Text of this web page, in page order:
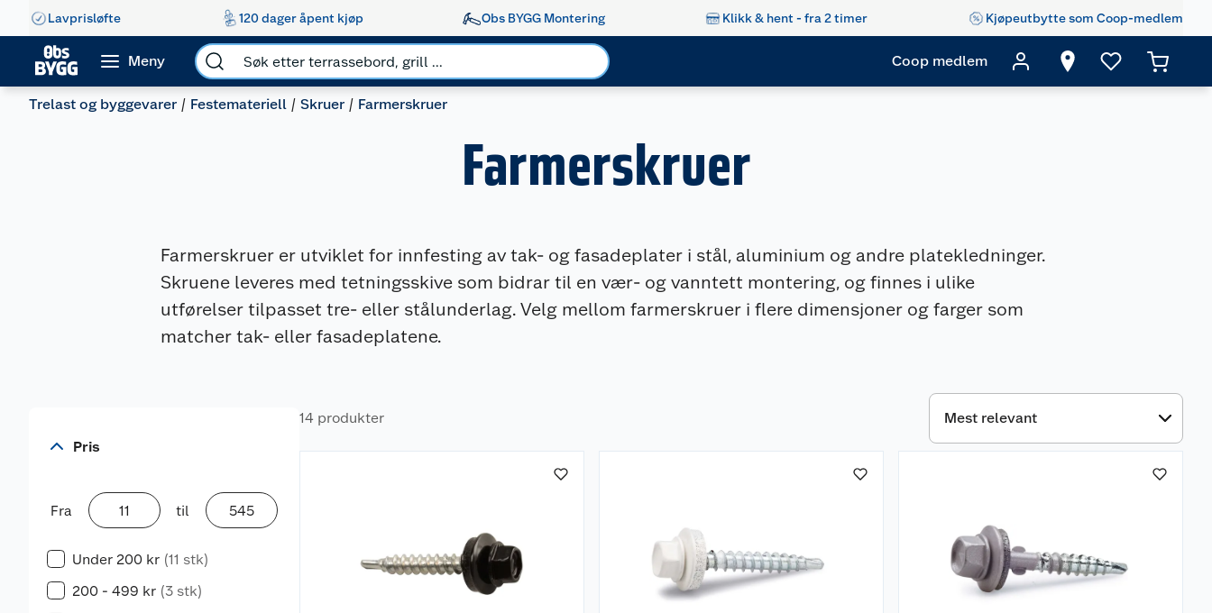
Lavprisløfte 120 dager åpent kjøp Obs BYGG Montering Klikk & hent - fra 2 timer Kjøpeutbytte som Coop-medlem
Meny Coop medlem
Trelast og byggevarer Festemateriell Skruer Farmerskruer
Farmerskruer
Farmerskruer er utviklet for innfesting av tak- og fasadeplater i stål, aluminium og andre platekledninger.
Skruene leveres med tetningsskive som bidrar til en vær- og vanntett montering, og finnes i ulike
utførelser tilpasset tre- eller stålunderlag. Velg mellom farmerskruer i flere dimensjoner og farger som
matcher tak- eller fasadeplatene.
Pris
Fra til
Under 200 kr (11 stk)
200 - 499 kr (3 stk)
14 produkter